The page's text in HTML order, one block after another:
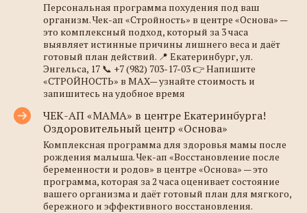
Персональная программа похудения под ваш
организм. Чек-ап «Стройность» в центре «Основа» —
это комплексный подход, который за 3 часа
выявляет истинные причины лишнего веса и даёт
готовый план действий. 📍 Екатеринбург, ул.
Энгельса, 17 📞 +7 (982) 703-17-03 👉 Напишите
«СТРОЙНОСТЬ» в MAX— узнайте стоимость и
запишитесь на удобное время
ЧЕК-АП «МАМА» в центре Екатеринбурга!
Оздоровительный центр «Основа»
Комплексная программа для здоровья мамы после
рождения малыша. Чек-ап «Восстановление после
беременности и родов» в центре «Основа» — это
программа, которая за 2 часа оценивает состояние
вашего организма и даёт готовый план для мягкого,
бережного и эффективного восстановления.